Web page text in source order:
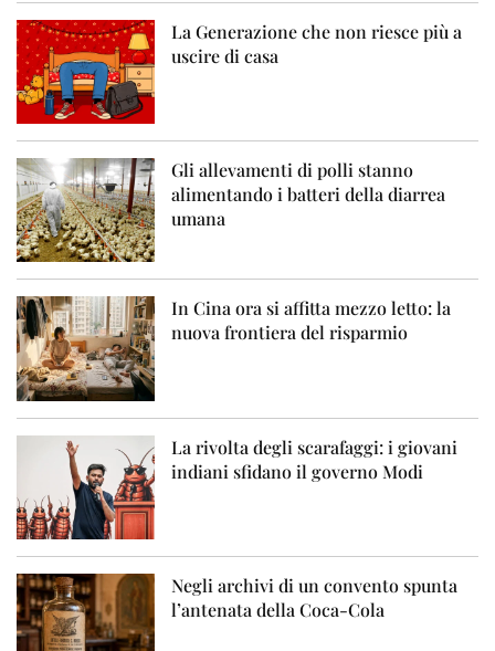
La Generazione che non riesce più a
uscire di casa
Gli allevamenti di polli stanno
alimentando i batteri della diarrea
umana
In Cina ora si affitta mezzo letto: la
nuova frontiera del risparmio
La rivolta degli scarafaggi: i giovani
indiani sfidano il governo Modi
Negli archivi di un convento spunta
l’antenata della Coca-Cola